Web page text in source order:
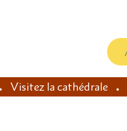
Visitez la cathédrale